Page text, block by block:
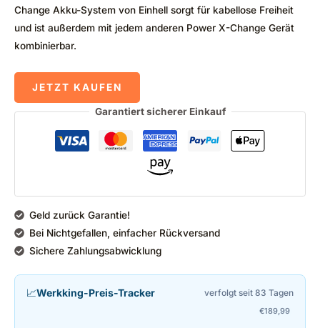
Change Akku-System von Einhell sorgt für kabellose Freiheit
und ist außerdem mit jedem anderen Power X-Change Gerät
kombinierbar.
JETZT KAUFEN
Garantiert sicherer Einkauf
Geld zurück Garantie!
Bei Nichtgefallen, einfacher Rückversand
Sichere Zahlungsabwicklung
📈Werkking-Preis-Tracker verfolgt seit 83 Tagen
€189,99